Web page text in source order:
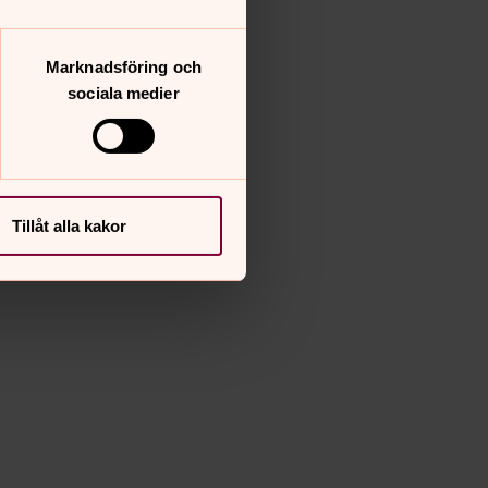
Marknadsföring och
sociala medier
Tillåt alla kakor